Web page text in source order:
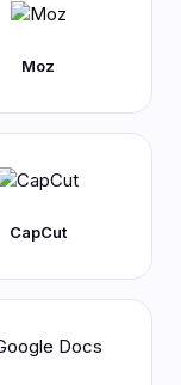
Moz
CapCut